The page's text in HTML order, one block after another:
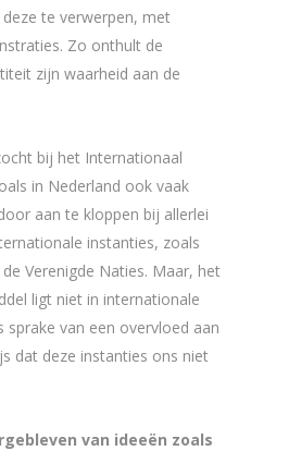
te verwerpen, met
Zo onthult de
zijn waarheid aan de
bij het Internationaal
in Nederland ook vaak
aan te kloppen bij allerlei
instanties, zoals
Verenigde Naties. Maar, het
ligt niet in internationale
sprake van een overvloed aan
dat deze instanties ons niet
van ideeën zoals